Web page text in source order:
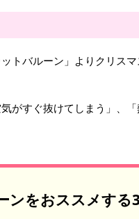
トバルーン」よりクリス
がすぐ抜けてしまう」、
ンをおススメする